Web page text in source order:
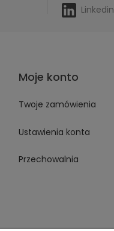
Linkedin
Moje konto
Twoje zamówienia
Ustawienia konta
Przechowalnia